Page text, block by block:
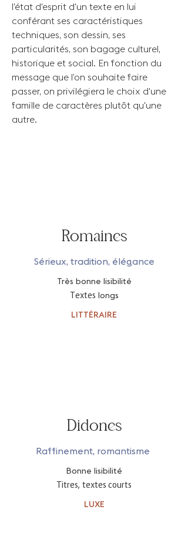
l'état d'esprit d'un texte en lui
conférant ses caractéristiques
techniques, son dessin, ses
particularités, son bagage culturel,
historique et social. En fonction du
message que l’on souhaite faire
passer, on privilégiera le choix d'une
famille de caractères plutôt qu'une
autre.
Romaines
Sérieux, tradition, élégance
Très bonne lisibilité
Textes longs
LITTÉRAIRE
Didones
Raffinement, romantisme
Bonne lisibilité
Titres, textes courts
LUXE